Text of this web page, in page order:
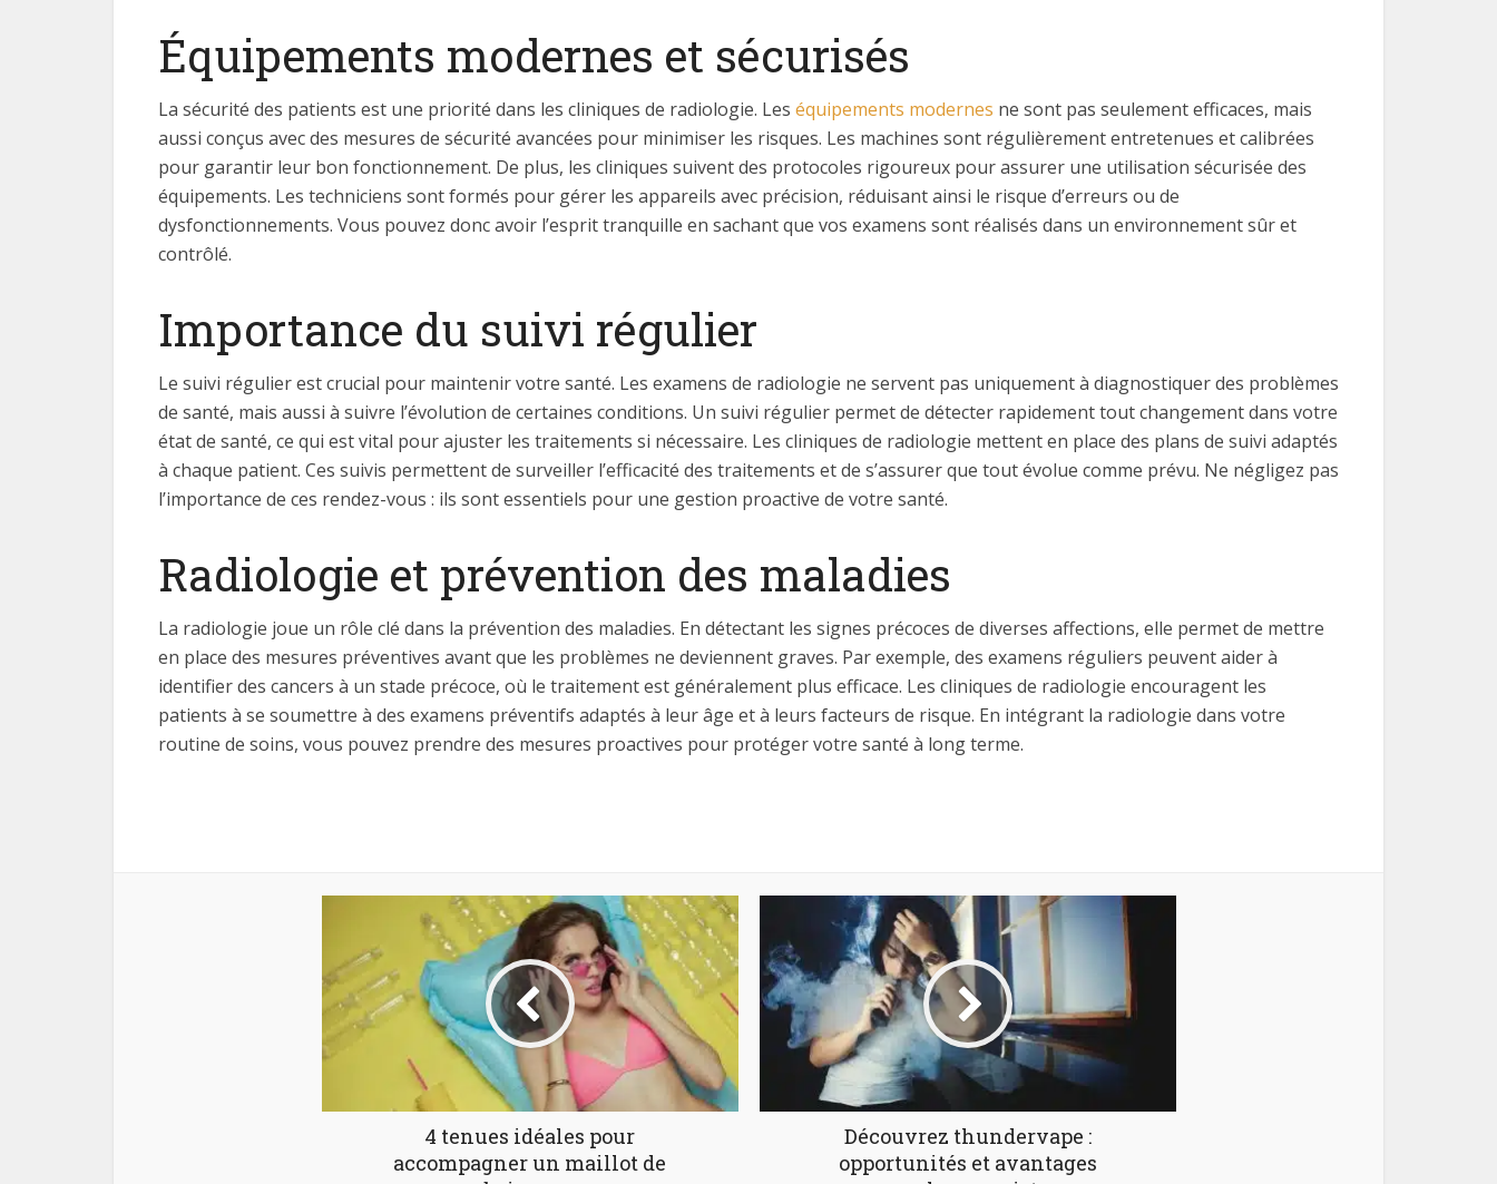
Équipements modernes et sécurisés
La sécurité des patients est une priorité dans les cliniques de radiologie. Les équipements modernes ne sont pas seulement efficaces, mais
aussi conçus avec des mesures de sécurité avancées pour minimiser les risques. Les machines sont régulièrement entretenues et calibrées
pour garantir leur bon fonctionnement. De plus, les cliniques suivent des protocoles rigoureux pour assurer une utilisation sécurisée des
équipements. Les techniciens sont formés pour gérer les appareils avec précision, réduisant ainsi le risque d’erreurs ou de
dysfonctionnements. Vous pouvez donc avoir l’esprit tranquille en sachant que vos examens sont réalisés dans un environnement sûr et
contrôlé.
Importance du suivi régulier
Le suivi régulier est crucial pour maintenir votre santé. Les examens de radiologie ne servent pas uniquement à diagnostiquer des problèmes
de santé, mais aussi à suivre l’évolution de certaines conditions. Un suivi régulier permet de détecter rapidement tout changement dans votre
état de santé, ce qui est vital pour ajuster les traitements si nécessaire. Les cliniques de radiologie mettent en place des plans de suivi adaptés
à chaque patient. Ces suivis permettent de surveiller l’efficacité des traitements et de s’assurer que tout évolue comme prévu. Ne négligez pas
l’importance de ces rendez-vous : ils sont essentiels pour une gestion proactive de votre santé.
Radiologie et prévention des maladies
La radiologie joue un rôle clé dans la prévention des maladies. En détectant les signes précoces de diverses affections, elle permet de mettre
en place des mesures préventives avant que les problèmes ne deviennent graves. Par exemple, des examens réguliers peuvent aider à
identifier des cancers à un stade précoce, où le traitement est généralement plus efficace. Les cliniques de radiologie encouragent les
patients à se soumettre à des examens préventifs adaptés à leur âge et à leurs facteurs de risque. En intégrant la radiologie dans votre
routine de soins, vous pouvez prendre des mesures proactives pour protéger votre santé à long terme.
4 tenues idéales pour
accompagner un maillot de
Découvrez thundervape :
opportunités et avantages